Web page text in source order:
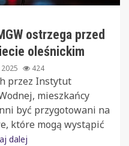
ostrzega przed
oleśnickim
424
przez Instytut
mieszkańcy
być przygotowani na
które mogą wystąpić
dalej